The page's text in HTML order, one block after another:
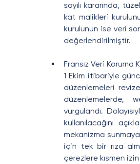
sayılı kararında,
kat malikleri
kurulunun ise veri
değerlendirilmiştir.
Fransız Veri Koruma
1 Ekim itibariyle
düzenlemeleri
düzenlemelerde,
vurgulandı.
kullanılacağını
mekanizma
için tek bir rıza
çerezlere kısmen